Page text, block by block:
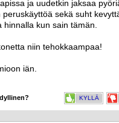
ja uudetkin jaksaa
sekä suht
kun sain tämän.
niin tehokkaampaa!
iän.
KYLLÄ